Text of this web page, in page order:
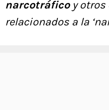
narcotráficoy otros
relacionados a la